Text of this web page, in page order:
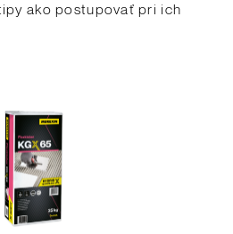
ako postupovať pri ich